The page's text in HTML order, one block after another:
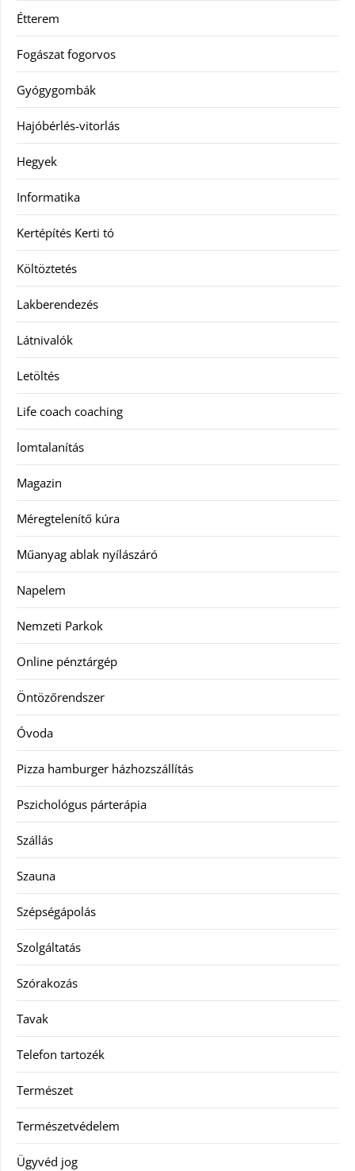
Étterem
Fogászat fogorvos
Gyógygombák
Hajóbérlés-vitorlás
Hegyek
Informatika
Kertépítés Kerti tó
Költöztetés
Lakberendezés
Látnivalók
Letöltés
Life coach coaching
lomtalanítás
Magazin
Méregtelenítő kúra
Műanyag ablak nyílászáró
Napelem
Nemzeti Parkok
Online pénztárgép
Öntözőrendszer
Óvoda
Pizza hamburger házhozszállítás
Pszichológus párterápia
Szállás
Szauna
Szépségápolás
Szolgáltatás
Szórakozás
Tavak
Telefon tartozék
Természet
Természetvédelem
Ügyvéd jog